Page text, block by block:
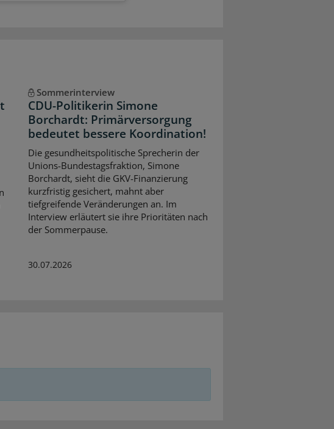
Sommerinterview
CDU-Politikerin Simone
Borchardt: Primärversorgung
bedeutet bessere Koordination!
Die gesundheitspolitische Sprecherin der
Unions-Bundestagsfraktion, Simone
Borchardt, sieht die GKV-Finanzierung
kurzfristig gesichert, mahnt aber
tiefgreifende Veränderungen an. Im
Interview erläutert sie ihre Prioritäten nach
der Sommerpause.
30.07.2026